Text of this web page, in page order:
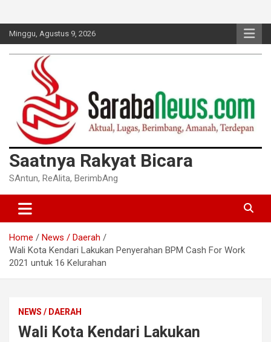
Minggu, Agustus 9, 2026
Saatnya Rakyat Bicara
SAntun, ReAlita, BerimbAng
Home
News / Daerah
Wali Kota Kendari Lakukan Penyerahan BPM Cash For Work
2021 untuk 16 Kelurahan
NEWS / DAERAH
Wali Kota Kendari Lakukan